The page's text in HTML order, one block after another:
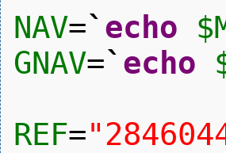
NAV=` echo
GNAV=` echo
REF=